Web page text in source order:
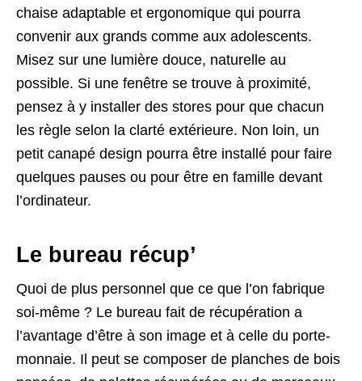
chaise adaptable et ergonomique qui pourra
convenir aux grands comme aux adolescents.
Misez sur une lumière douce, naturelle au
possible. Si une fenêtre se trouve à proximité,
pensez à y installer des stores pour que chacun
les règle selon la clarté extérieure. Non loin, un
petit canapé design pourra être installé pour faire
quelques pauses ou pour être en famille devant
l’ordinateur.
Le bureau récup’
Quoi de plus personnel que ce que l’on fabrique
soi-même ? Le bureau fait de récupération a
l’avantage d’être à son image et à celle du porte-
monnaie. Il peut se composer de planches de bois